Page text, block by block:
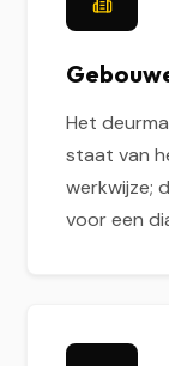
Het
staat van
werkwijze;
voor een